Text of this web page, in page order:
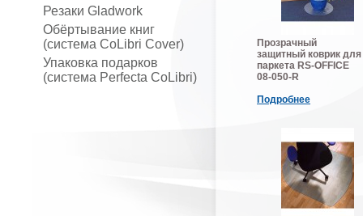
Резаки Gladwork
Обёртывание книг
(система CoLibri Cover)
Упаковка подарков
(система Perfecta CoLibri)
Прозрачный
защитный коврик для
паркета RS-OFFICE
08-050-R
Подробнее